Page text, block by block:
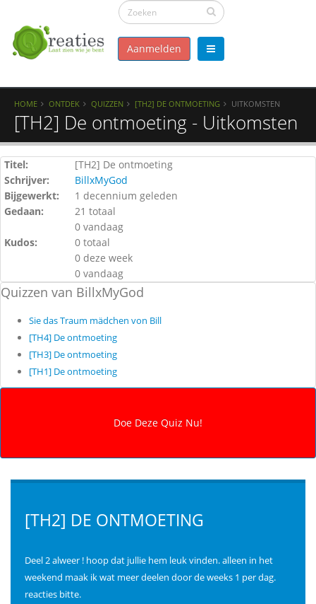
Aanmelden
HOME ONTDEK QUIZZEN [TH2] DE ONTMOETING UITKOMSTEN
[TH2] De ontmoeting - Uitkomsten
Titel:
[TH2] De ontmoeting
Schrijver:
BillxMyGod
Bijgewerkt:
1 decennium geleden
Gedaan:
21 totaal
0 vandaag
Kudos:
0 totaal
0 deze week
0 vandaag
Quizzen van BillxMyGod
Sie das Traum mädchen von Bill
[TH4] De ontmoeting
[TH3] De ontmoeting
[TH1] De ontmoeting
[TH2] DE ONTMOETING
Deel 2 alweer ! hoop dat jullie hem leuk vinden. alleen in het
weekend maak ik wat meer deelen door de weeks 1 per dag.
reacties bitte.